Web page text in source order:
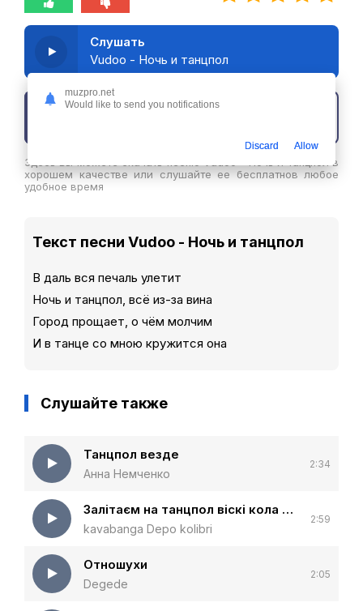
Слушать
Vudoo - Ночь и танцпол
Здесь вы можете скачать песню Vudoo - Ночь и танцпол в
хорошем качестве или слушайте ее бесплатнов любое
удобное время
Текст песни Vudoo - Ночь и танцпол
В даль вся печаль улетит
Ночь и танцпол, всё из-за вина
Город прощает, о чём молчим
И в танце со мною кружится она
Слушайте также
Танцпол везде
Анна Немченко
2:34
Залітаєм на танцпол віскі кола на двох (KARMV Remix)
kavabanga Depo kolibri
2:59
Отношухи
Degede
2:05
muzpro.net
Would like to send you notifications
Discard Allow